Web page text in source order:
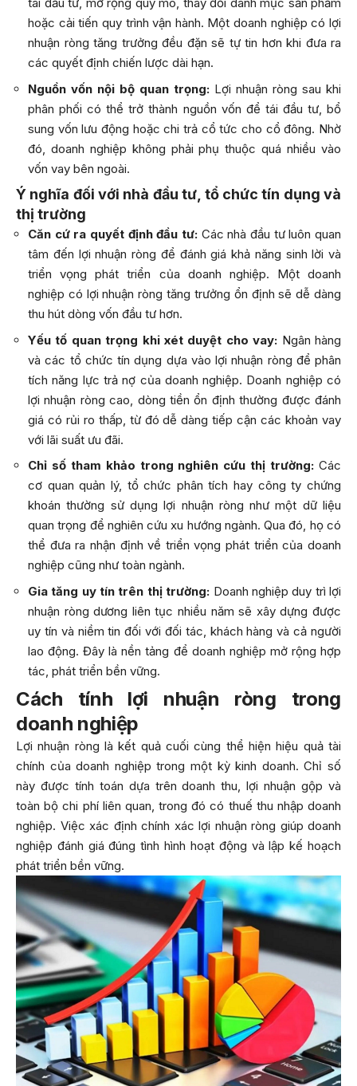
hoặc cải tiến quy trình vận hành. Một doanh nghiệp có lợi
nhuận ròng tăng trưởng đều đặn sẽ tự tin hơn khi đưa ra
các quyết định chiến lược dài hạn.
Nguồn vốn nội bộ quan trọng: Lợi nhuận ròng sau khi
phân phối có thể trở thành nguồn vốn để tái đầu tư, bổ
sung vốn lưu động hoặc chi trả cổ tức cho cổ đông. Nhờ
đó, doanh nghiệp không phải phụ thuộc quá nhiều vào
vốn vay bên ngoài.
Ý nghĩa đối với nhà đầu tư, tổ chức tín dụng và
thị trường
Căn cứ ra quyết định đầu tư: Các nhà đầu tư luôn quan
tâm đến lợi nhuận ròng để đánh giá khả năng sinh lời và
triển vọng phát triển của doanh nghiệp. Một doanh
nghiệp có lợi nhuận ròng tăng trưởng ổn định sẽ dễ dàng
thu hút dòng vốn đầu tư hơn.
Yếu tố quan trọng khi xét duyệt cho vay: Ngân hàng
và các tổ chức tín dụng dựa vào lợi nhuận ròng để phân
tích năng lực trả nợ của doanh nghiệp. Doanh nghiệp có
lợi nhuận ròng cao, dòng tiền ổn định thường được đánh
giá có rủi ro thấp, từ đó dễ dàng tiếp cận các khoản vay
với lãi suất ưu đãi.
Chỉ số tham khảo trong nghiên cứu thị trường: Các
cơ quan quản lý, tổ chức phân tích hay công ty chứng
khoán thường sử dụng lợi nhuận ròng như một dữ liệu
quan trọng để nghiên cứu xu hướng ngành. Qua đó, họ có
thể đưa ra nhận định về triển vọng phát triển của doanh
nghiệp cũng như toàn ngành.
Gia tăng uy tín trên thị trường: Doanh nghiệp duy trì lợi
nhuận ròng dương liên tục nhiều năm sẽ xây dựng được
uy tín và niềm tin đối với đối tác, khách hàng và cả người
lao động. Đây là nền tảng để doanh nghiệp mở rộng hợp
tác, phát triển bền vững.
Cách tính lợi nhuận ròng trong
doanh nghiệp
Lợi nhuận ròng là kết quả cuối cùng thể hiện hiệu quả tài
chính của doanh nghiệp trong một kỳ kinh doanh. Chỉ số
này được tính toán dựa trên doanh thu, lợi nhuận gộp và
toàn bộ chi phí liên quan, trong đó có thuế thu nhập doanh
nghiệp. Việc xác định chính xác lợi nhuận ròng giúp doanh
nghiệp đánh giá đúng tình hình hoạt động và lập kế hoạch
phát triển bền vững.